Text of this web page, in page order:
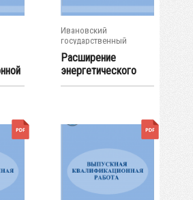
Ивановский
государственный
энергетический...
Расширение
энергетического
комплекса...